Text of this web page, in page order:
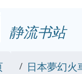
静流书站
日本夢幻火